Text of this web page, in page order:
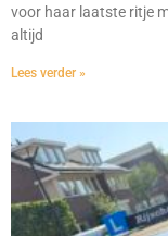
voor haar laatste ritje
altijd
Lees verder »